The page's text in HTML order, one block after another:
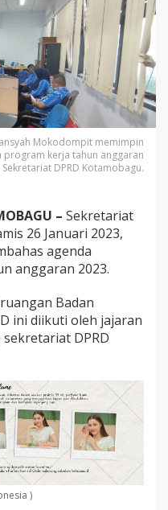
Mokodompit memimpin
kerja tahun anggaran
DPRD Kotamobagu.
– Sekretariat
26 Januari 2023,
agenda
anggaran 2023.
Badan
ini diikuti oleh jajaran
DPRD
)